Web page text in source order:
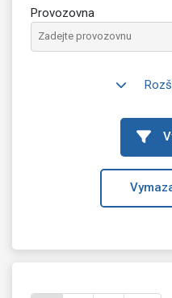
Provozovna